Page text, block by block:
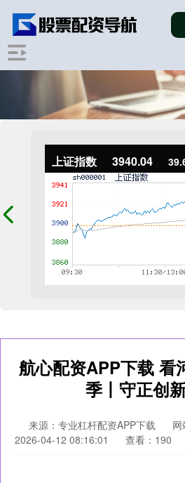
上证指数 3940.04
航心配资APP下载 看
季丨守正创
来源：专业杠杆配资APP下载
2026-04-12 08:16:01
查看：190